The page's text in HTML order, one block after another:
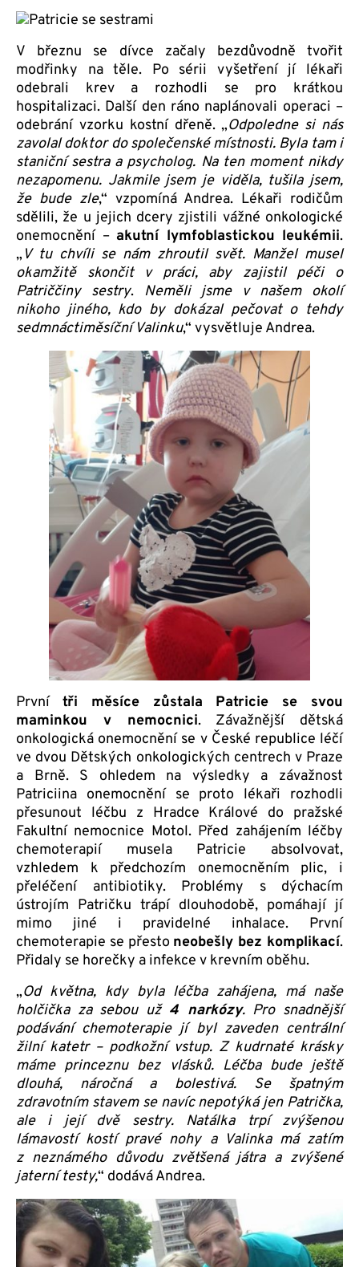
V březnu se dívce začaly bezdůvodně tvořit
modřinky na těle. Po sérii vyšetření jí lékaři
odebrali krev a rozhodli se pro krátkou
hospitalizaci. Další den ráno naplánovali operaci –
odebrání vzorku kostní dřeně. „Odpoledne si nás
zavolal doktor do společenské místnosti. Byla tam i
staniční sestra a psycholog. Na ten moment nikdy
nezapomenu. Jakmile jsem je viděla, tušila jsem,
že bude zle,“ vzpomíná Andrea. Lékaři rodičům
sdělili, že u jejich dcery zjistili vážné onkologické
onemocnění – akutní lymfoblastickou leukémii.
„ V tu chvíli se nám zhroutil svět. Manžel musel
okamžitě skončit v práci, aby zajistil péči o
Patriččiny sestry. Neměli jsme v našem okolí
nikoho jiného, kdo by dokázal pečovat o tehdy
sedmnáctiměsíční Valinku,“ vysvětluje Andrea.
První tři měsíce zůstala Patricie se svou
maminkou v nemocnici. Závažnější dětská
onkologická onemocnění se v České republice léčí
ve dvou Dětských onkologických centrech v Praze
a Brně. S ohledem na výsledky a závažnost
Patriciina onemocnění se proto lékaři rozhodli
přesunout léčbu z Hradce Králové do pražské
Fakultní nemocnice Motol. Před zahájením léčby
chemoterapií musela Patricie absolvovat,
vzhledem k předchozím onemocněním plic, i
přeléčení antibiotiky. Problémy s dýchacím
ústrojím Patričku trápí dlouhodobě, pomáhají jí
mimo jiné i pravidelné inhalace. První
chemoterapie se přesto neobešly bez komplikací.
Přidaly se horečky a infekce v krevním oběhu.
„Od května, kdy byla léčba zahájena, má naše
holčička za sebou už 4 narkózy. Pro snadnější
podávání chemoterapie jí byl zaveden centrální
žilní katetr – podkožní vstup. Z kudrnaté krásky
máme princeznu bez vlásků. Léčba bude ještě
dlouhá, náročná a bolestivá. Se špatným
zdravotním stavem se navíc nepotýká jen Patrička,
ale i její dvě sestry. Natálka trpí zvýšenou
lámavostí kostí pravé nohy a Valinka má zatím
z neznámého důvodu zvětšená játra a zvýšené
jaterní testy,“ dodává Andrea.